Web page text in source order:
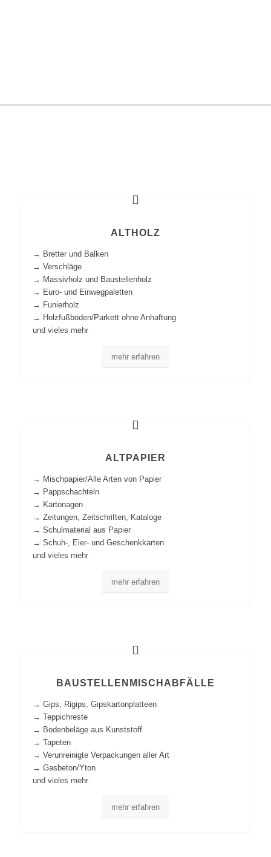
ALTHOLZ
→ Bretter und Balken
→ Verschläge
→ Massivholz und Baustellenholz
→ Euro- und Einwegpaletten
→ Funierholz
→ Holzfußböden/Parkett ohne Anhaftung
und vieles mehr
mehr erfahren
ALTPAPIER
→ Mischpapier/Alle Arten von Papier
→ Pappschachteln
→ Kartonagen
→ Zeitungen, Zeitschriften, Kataloge
→ Schulmaterial aus Papier
→ Schuh-, Eier- und Geschenkkarten
und vieles mehr
mehr erfahren
BAUSTELLENMISCHABFÄLLE
→ Gips, Rigips, Gipskartonplatteen
→ Teppichreste
→ Bodenbeläge aus Kunststoff
→ Tapeten
→ Verunreinigte Verpackungen aller Art
→ Gasbeton/Yton
und vieles mehr
mehr erfahren